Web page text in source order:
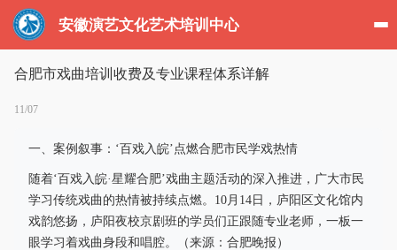
安徽演艺文化艺术培训中心
合肥市戏曲培训收费及专业课程体系详解
11/07
一、案例叙事：‘百戏入皖’点燃合肥市民学戏热情
随着‘百戏入皖·星耀合肥’戏曲主题活动的深入推进，广大市民
学习传统戏曲的热情被持续点燃。10月14日，庐阳区文化馆内
戏韵悠扬，庐阳夜校京剧班的学员们正跟随专业老师，一板一
眼学习着戏曲身段和唱腔。（来源：合肥晚报）